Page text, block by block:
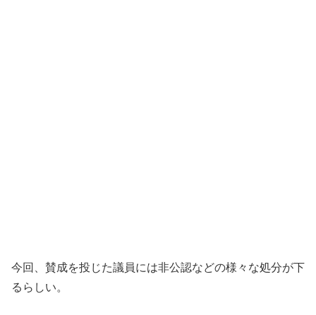
今回、賛成を投じた議員には非公認などの様々な処分が下
るらしい。